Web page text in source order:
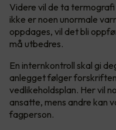
Videre vil de ta
ikke er noen unormale
oppdages, vil det bli
må utbedres.
En internkontroll skal gi
anlegget følger
vedlikeholdsplan. Her vil
ansatte, mens andre kan
fagperson.